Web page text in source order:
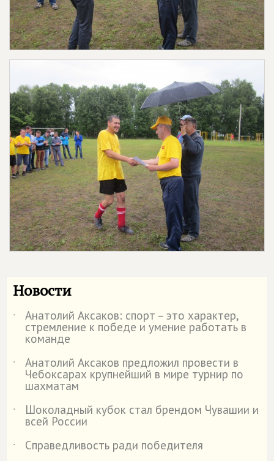
Новости
˙ Анатолий Аксаков: спорт – это характер,
стремление к победе и умение работать в
команде
˙
Анатолий Аксаков предложил провести в
Чебоксарах крупнейший в мире турнир по
шахматам
˙
Шоколадный кубок стал брендом Чувашии и
всей России
˙
Справедливость ради победителя